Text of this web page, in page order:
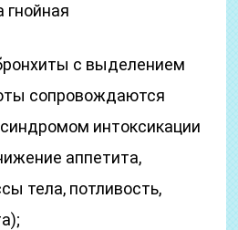
гнойная
с выделением
сопровождаются
интоксикации
аппетита,
тела, потливость,